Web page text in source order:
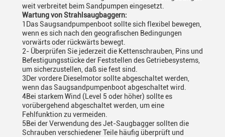
weit verbreitet beim Sandpumpen eingesetzt.
Wartung von Strahlsaugbaggern:
1Das Saugsandpumpenboot sollte sich flexibel bewegen,
wenn es sich nach den geografischen Bedingungen
vorwärts oder rückwärts bewegt.
2- Überprüfen Sie jederzeit die Kettenschrauben, Pins und
Befestigungsstücke der Feststellen des Getriebesystems,
um sicherzustellen, daß sie fest sind.
3Der vordere Dieselmotor sollte abgeschaltet werden,
wenn das Saugsandpumpenboot abgeschaltet wird.
4Bei starkem Wind (Level 5 oder höher) sollte es
vorübergehend abgeschaltet werden, um eine
Fehlfunktion zu vermeiden.
5Bei der Verwendung des Jet-Saugbagger sollten die
Schrauben verschiedener Teile häufig überprüft und